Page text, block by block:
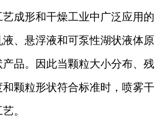
成形和干燥工业中广泛应用的
、悬浮液和可泵性湖状液体原
品。因此当颗粒大小分布、残
颗粒形状符合标准时，喷雾干
。